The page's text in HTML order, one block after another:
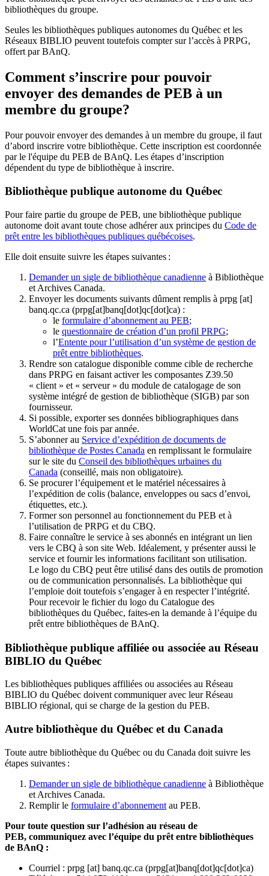
bibliothèques du groupe.
Seules les bibliothèques publiques autonomes du Québec et les
Réseaux BIBLIO peuvent toutefois compter sur l’accès à PRPG,
offert par BAnQ.
Comment s’inscrire pour pouvoir
envoyer des demandes de PEB à un
membre du groupe?
Pour pouvoir envoyer des demandes à un membre du groupe, il faut
d’abord inscrire votre bibliothèque. Cette inscription est coordonnée
par le l'équipe du PEB de BAnQ. Les étapes d’inscription
dépendent du type de bibliothèque à inscrire.
Bibliothèque publique autonome du Québec
Pour faire partie du groupe de PEB, une bibliothèque publique
autonome doit avant toute chose adhérer aux principes du Code de
prêt entre les bibliothèques publiques québécoises.
Elle doit ensuite suivre les étapes suivantes :
Demander un sigle de bibliothèque canadienne à Bibliothèque
et Archives Canada.
Envoyer les documents suivants dûment remplis à prpg [at]
banq.qc.ca (prpg[at]banq[dot]qc[dot]ca) :
le formulaire d’abonnement au PEB;
le questionnaire de création d’un profil PRPG;
l’Entente pour l’utilisation d’un système de gestion de
prêt entre bibliothèques.
Rendre son catalogue disponible comme cible de recherche
dans PRPG en faisant activer les composantes Z39.50
« client » et « serveur » du module de catalogage de son
système intégré de gestion de bibliothèque (SIGB) par son
fournisseur.
Si possible, exporter ses données bibliographiques dans
WorldCat une fois par année.
S’abonner au Service d’expédition de documents de
bibliothèque de Postes Canada en remplissant le formulaire
sur le site du Conseil des bibliothèques urbaines du
Canada (conseillé, mais non obligatoire).
Se procurer l’équipement et le matériel nécessaires à
l’expédition de colis (balance, enveloppes ou sacs d’envoi,
étiquettes, etc.).
Former son personnel au fonctionnement du PEB et à
l’utilisation de PRPG et du CBQ.
Faire connaître le service à ses abonnés en intégrant un lien
vers le CBQ à son site Web. Idéalement, y présenter aussi le
service et fournir les informations facilitant son utilisation.
Le logo du CBQ peut être utilisé dans des outils de promotion
ou de communication personnalisés. La bibliothèque qui
l’emploie doit toutefois s’engager à en respecter l’intégrité.
Pour recevoir le fichier du logo du Catalogue des
bibliothèques du Québec, faites-en la demande à l’équipe du
prêt entre bibliothèques de BAnQ.
Bibliothèque publique affiliée ou associée au Réseau
BIBLIO du Québec
Les bibliothèques publiques affiliées ou associées au Réseau
BIBLIO du Québec doivent communiquer avec leur Réseau
BIBLIO régional, qui se charge de la gestion du PEB.
Autre bibliothèque du Québec et du Canada
Toute autre bibliothèque du Québec ou du Canada doit suivre les
étapes suivantes :
Demander un sigle de bibliothèque canadienne à Bibliothèque
et Archives Canada.
Remplir le formulaire d’abonnement au PEB.
Pour toute question sur l’adhésion au réseau de
PEB, communiquez avec l’équipe du prêt entre bibliothèques
de BAnQ :
Courriel : prpg [at] banq.qc.ca (prpg[at]banq[dot]qc[dot]ca)